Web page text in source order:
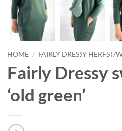
HOME / FAIRLY DRESSY HERFST/
Fairly Dressy
‘old green’